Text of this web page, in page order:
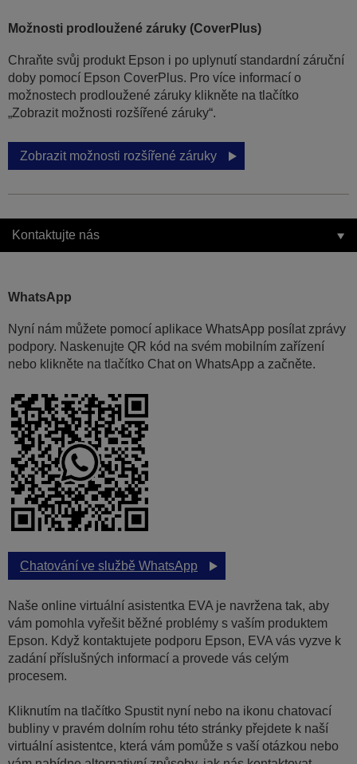
Možnosti prodloužené záruky (CoverPlus)
Chraňte svůj produkt Epson i po uplynutí standardní záruční
doby pomocí Epson CoverPlus. Pro více informací o
možnostech prodloužené záruky klikněte na tlačítko
„Zobrazit možnosti rozšířené záruky“.
Zobrazit možnosti rozšířené záruky
Kontaktujte nás
WhatsApp
Nyní nám můžete pomocí aplikace WhatsApp posílat zprávy
podpory. Naskenujte QR kód na svém mobilním zařízení
nebo klikněte na tlačítko Chat on WhatsApp a začněte.
Chatování ve službě WhatsApp
Naše online virtuální asistentka EVA je navržena tak, aby
vám pomohla vyřešit běžné problémy s vaším produktem
Epson. Když kontaktujete podporu Epson, EVA vás vyzve k
zadání příslušných informací a provede vás celým
procesem.
Kliknutím na tlačítko Spustit nyní nebo na ikonu chatovací
bubliny v pravém dolním rohu této stránky přejdete k naší
virtuální asistentce, která vám pomůže s vaší otázkou nebo